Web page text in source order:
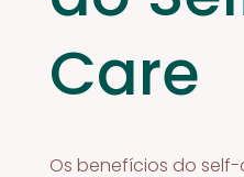
Care
Os benefícios do